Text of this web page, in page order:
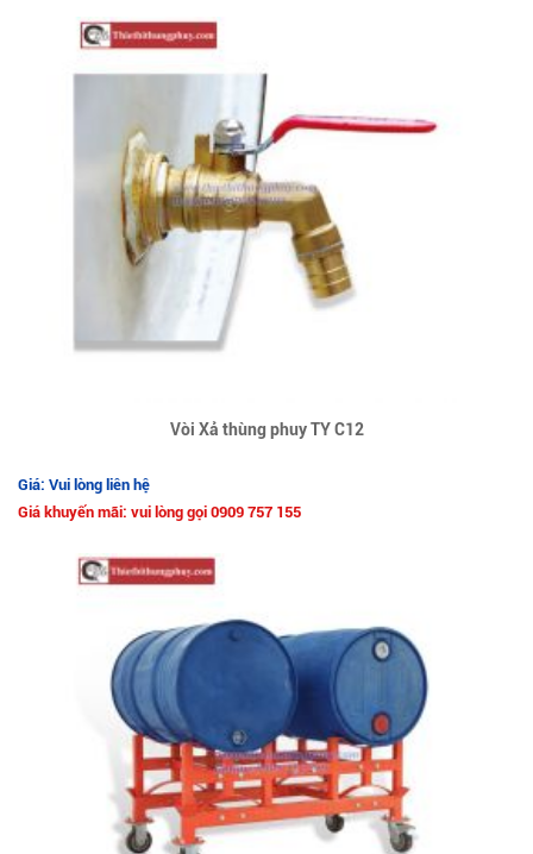
Vòi Xả thùng phuy TY C12
Giá: Vui lòng liên hệ
Giá khuyến mãi: vui lòng gọi 0909 757 155